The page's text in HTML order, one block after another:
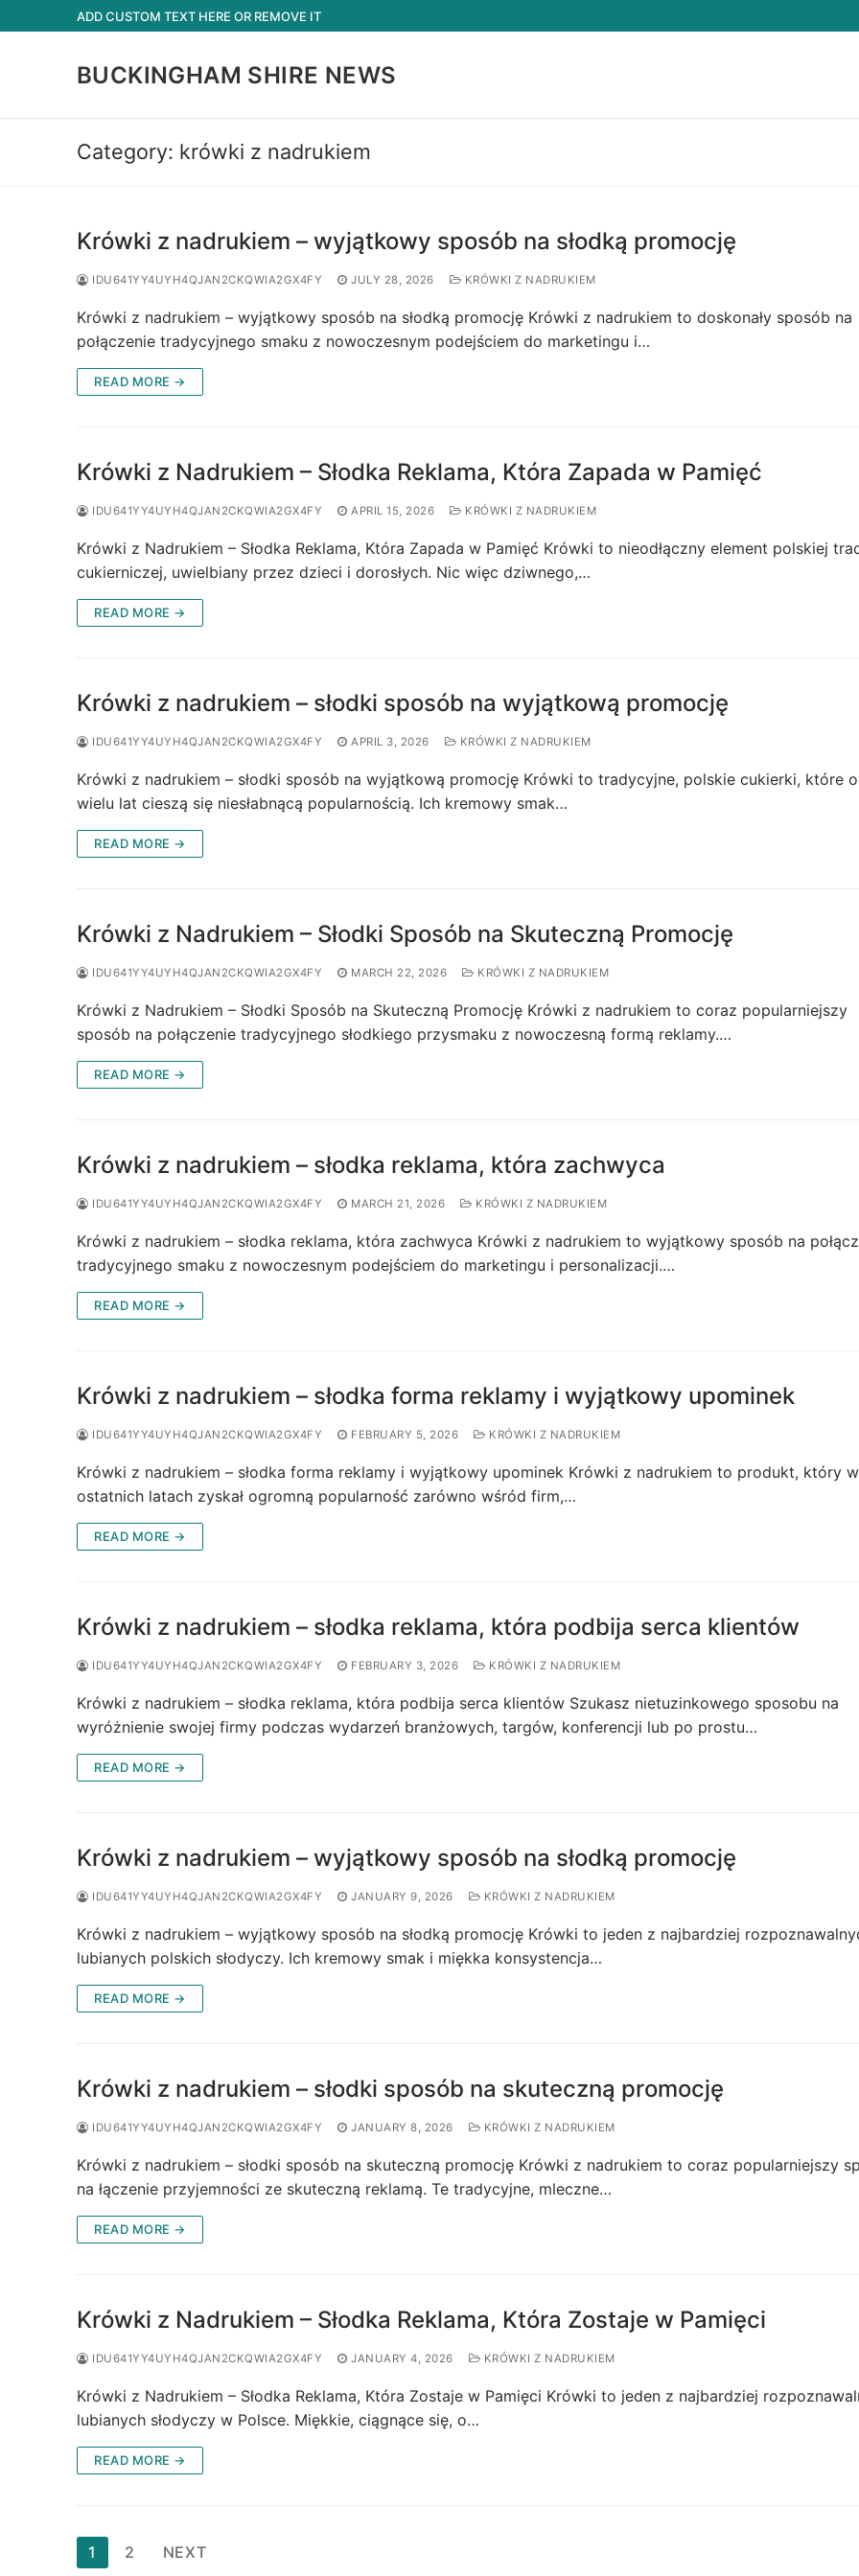
to
ADD CUSTOM TEXT HERE OR REMOVE IT
BUCKINGHAM SHIRE NEWS
Category: krówki z nadrukiem
Krówki z nadrukiem – wyjątkowy sposób na słodką promocję
IDU641YY4UYH4QJAN2CKQWIA2GX4FY JULY 28, 2026 KRÓWKI Z NADRUKIEM
Krówki z nadrukiem – wyjątkowy sposób na słodką promocję Krówki z nadrukiem to doskonały sposób na
połączenie tradycyjnego smaku z nowoczesnym podejściem do marketingu i…
READ MORE →
Krówki z Nadrukiem – Słodka Reklama, Która Zapada w Pamięć
IDU641YY4UYH4QJAN2CKQWIA2GX4FY APRIL 15, 2026 KRÓWKI Z NADRUKIEM
Krówki z Nadrukiem – Słodka Reklama, Która Zapada w Pamięć Krówki to nieodłączny element polskiej
cukierniczej, uwielbiany przez dzieci i dorosłych. Nic więc dziwnego,…
READ MORE →
Krówki z nadrukiem – słodki sposób na wyjątkową promocję
IDU641YY4UYH4QJAN2CKQWIA2GX4FY APRIL 3, 2026 KRÓWKI Z NADRUKIEM
Krówki z nadrukiem – słodki sposób na wyjątkową promocję Krówki to tradycyjne, polskie cukierki, które
wielu lat cieszą się niesłabnącą popularnością. Ich kremowy smak…
READ MORE →
Krówki z Nadrukiem – Słodki Sposób na Skuteczną Promocję
IDU641YY4UYH4QJAN2CKQWIA2GX4FY MARCH 22, 2026 KRÓWKI Z NADRUKIEM
Krówki z Nadrukiem – Słodki Sposób na Skuteczną Promocję Krówki z nadrukiem to coraz popularniejszy
sposób na połączenie tradycyjnego słodkiego przysmaku z nowoczesną formą reklamy.…
READ MORE →
Krówki z nadrukiem – słodka reklama, która zachwyca
IDU641YY4UYH4QJAN2CKQWIA2GX4FY MARCH 21, 2026 KRÓWKI Z NADRUKIEM
Krówki z nadrukiem – słodka reklama, która zachwyca Krówki z nadrukiem to wyjątkowy sposób na
tradycyjnego smaku z nowoczesnym podejściem do marketingu i personalizacji.…
READ MORE →
Krówki z nadrukiem – słodka forma reklamy i wyjątkowy upominek
IDU641YY4UYH4QJAN2CKQWIA2GX4FY FEBRUARY 5, 2026 KRÓWKI Z NADRUKIEM
Krówki z nadrukiem – słodka forma reklamy i wyjątkowy upominek Krówki z nadrukiem to produkt, który w
ostatnich latach zyskał ogromną popularność zarówno wśród firm,…
READ MORE →
Krówki z nadrukiem – słodka reklama, która podbija serca klientów
IDU641YY4UYH4QJAN2CKQWIA2GX4FY FEBRUARY 3, 2026 KRÓWKI Z NADRUKIEM
Krówki z nadrukiem – słodka reklama, która podbija serca klientów Szukasz nietuzinkowego sposobu na
wyróżnienie swojej firmy podczas wydarzeń branżowych, targów, konferencji lub po prostu…
READ MORE →
Krówki z nadrukiem – wyjątkowy sposób na słodką promocję
IDU641YY4UYH4QJAN2CKQWIA2GX4FY JANUARY 9, 2026 KRÓWKI Z NADRUKIEM
Krówki z nadrukiem – wyjątkowy sposób na słodką promocję Krówki to jeden z najbardziej
lubianych polskich słodyczy. Ich kremowy smak i miękka konsystencja…
READ MORE →
Krówki z nadrukiem – słodki sposób na skuteczną promocję
IDU641YY4UYH4QJAN2CKQWIA2GX4FY JANUARY 8, 2026 KRÓWKI Z NADRUKIEM
Krówki z nadrukiem – słodki sposób na skuteczną promocję Krówki z nadrukiem to coraz popularniejszy
na łączenie przyjemności ze skuteczną reklamą. Te tradycyjne, mleczne…
READ MORE →
Krówki z Nadrukiem – Słodka Reklama, Która Zostaje w Pamięci
IDU641YY4UYH4QJAN2CKQWIA2GX4FY JANUARY 4, 2026 KRÓWKI Z NADRUKIEM
Krówki z Nadrukiem – Słodka Reklama, Która Zostaje w Pamięci Krówki to jeden z najbardziej
lubianych słodyczy w Polsce. Miękkie, ciągnące się, o…
READ MORE →
Posts
1 2 NEXT